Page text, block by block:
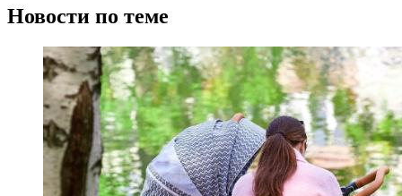
Новости по теме